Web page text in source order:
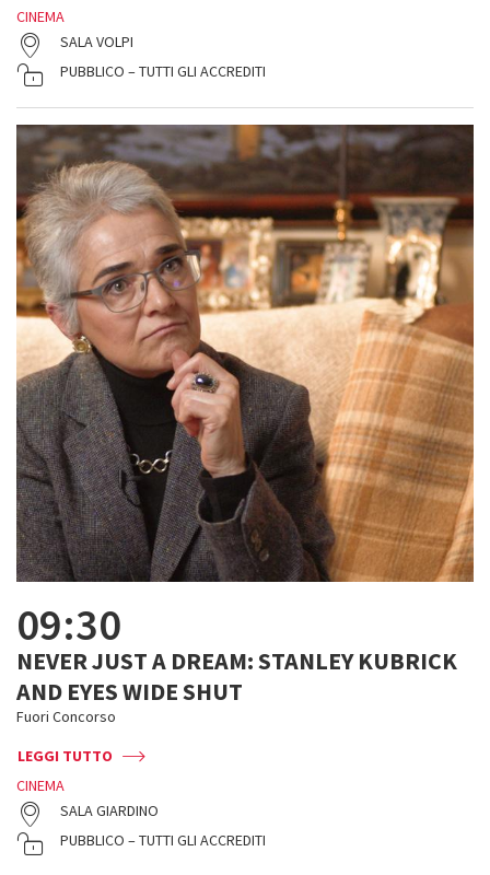
CINEMA
SALA VOLPI
PUBBLICO – TUTTI GLI ACCREDITI
09:30
NEVER JUST A DREAM: STANLEY KUBRICK
AND EYES WIDE SHUT
Fuori Concorso
LEGGI TUTTO
CINEMA
SALA GIARDINO
PUBBLICO – TUTTI GLI ACCREDITI